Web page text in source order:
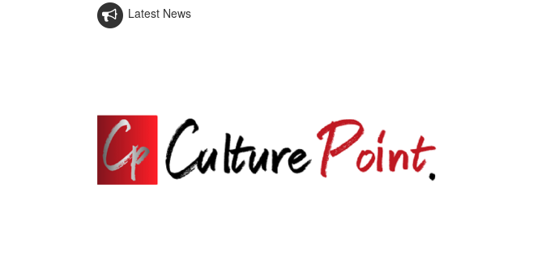
Latest News